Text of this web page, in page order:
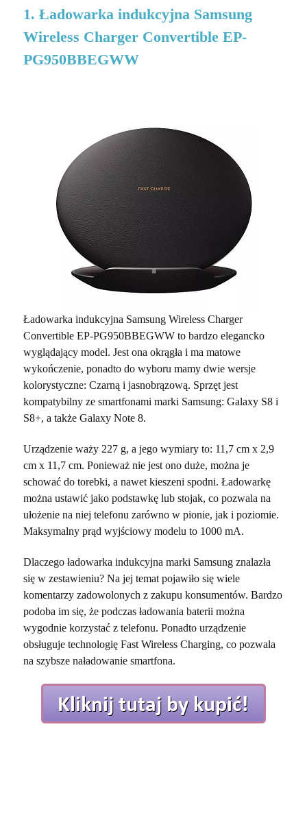
1. Ładowarka indukcyjna Samsung
Wireless Charger Convertible EP-
PG950BBEGWW
Ładowarka indukcyjna Samsung Wireless Charger
Convertible EP-PG950BBEGWW to bardzo elegancko
wyglądający model. Jest ona okrągła i ma matowe
wykończenie, ponadto do wyboru mamy dwie wersje
kolorystyczne: Czarną i jasnobrązową. Sprzęt jest
kompatybilny ze smartfonami marki Samsung: Galaxy S8 i
S8+, a także Galaxy Note 8.
Urządzenie waży 227 g, a jego wymiary to: 11,7 cm x 2,9
cm x 11,7 cm. Ponieważ nie jest ono duże, można je
schować do torebki, a nawet kieszeni spodni. Ładowarkę
można ustawić jako podstawkę lub stojak, co pozwala na
ułożenie na niej telefonu zarówno w pionie, jak i poziomie.
Maksymalny prąd wyjściowy modelu to 1000 mA.
Dlaczego ładowarka indukcyjna marki Samsung znalazła
się w zestawieniu? Na jej temat pojawiło się wiele
komentarzy zadowolonych z zakupu konsumentów. Bardzo
podoba im się, że podczas ładowania baterii można
wygodnie korzystać z telefonu. Ponadto urządzenie
obsługuje technologię Fast Wireless Charging, co pozwala
na szybsze naładowanie smartfona.